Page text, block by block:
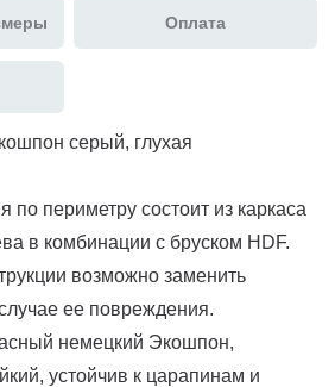
Оплата
серый, глухая
по периметру состоит из каркаса
в комбинации с бруском HDF.
возможно заменить
ее повреждения.
немецкий Экошпон,
устойчив к царапинам и